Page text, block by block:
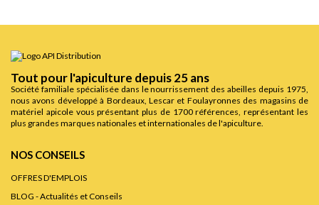
Tout pour l'apiculture depuis 25 ans
Société familiale spécialisée dans le nourrissement des abeilles depuis 1975,
nous avons développé à Bordeaux, Lescar et Foulayronnes des magasins de
matériel apicole vous présentant plus de 1700 références, représentant les
plus grandes marques nationales et internationales de l'apiculture.
NOS CONSEILS
OFFRES D'EMPLOIS
BLOG - Actualités et Conseils